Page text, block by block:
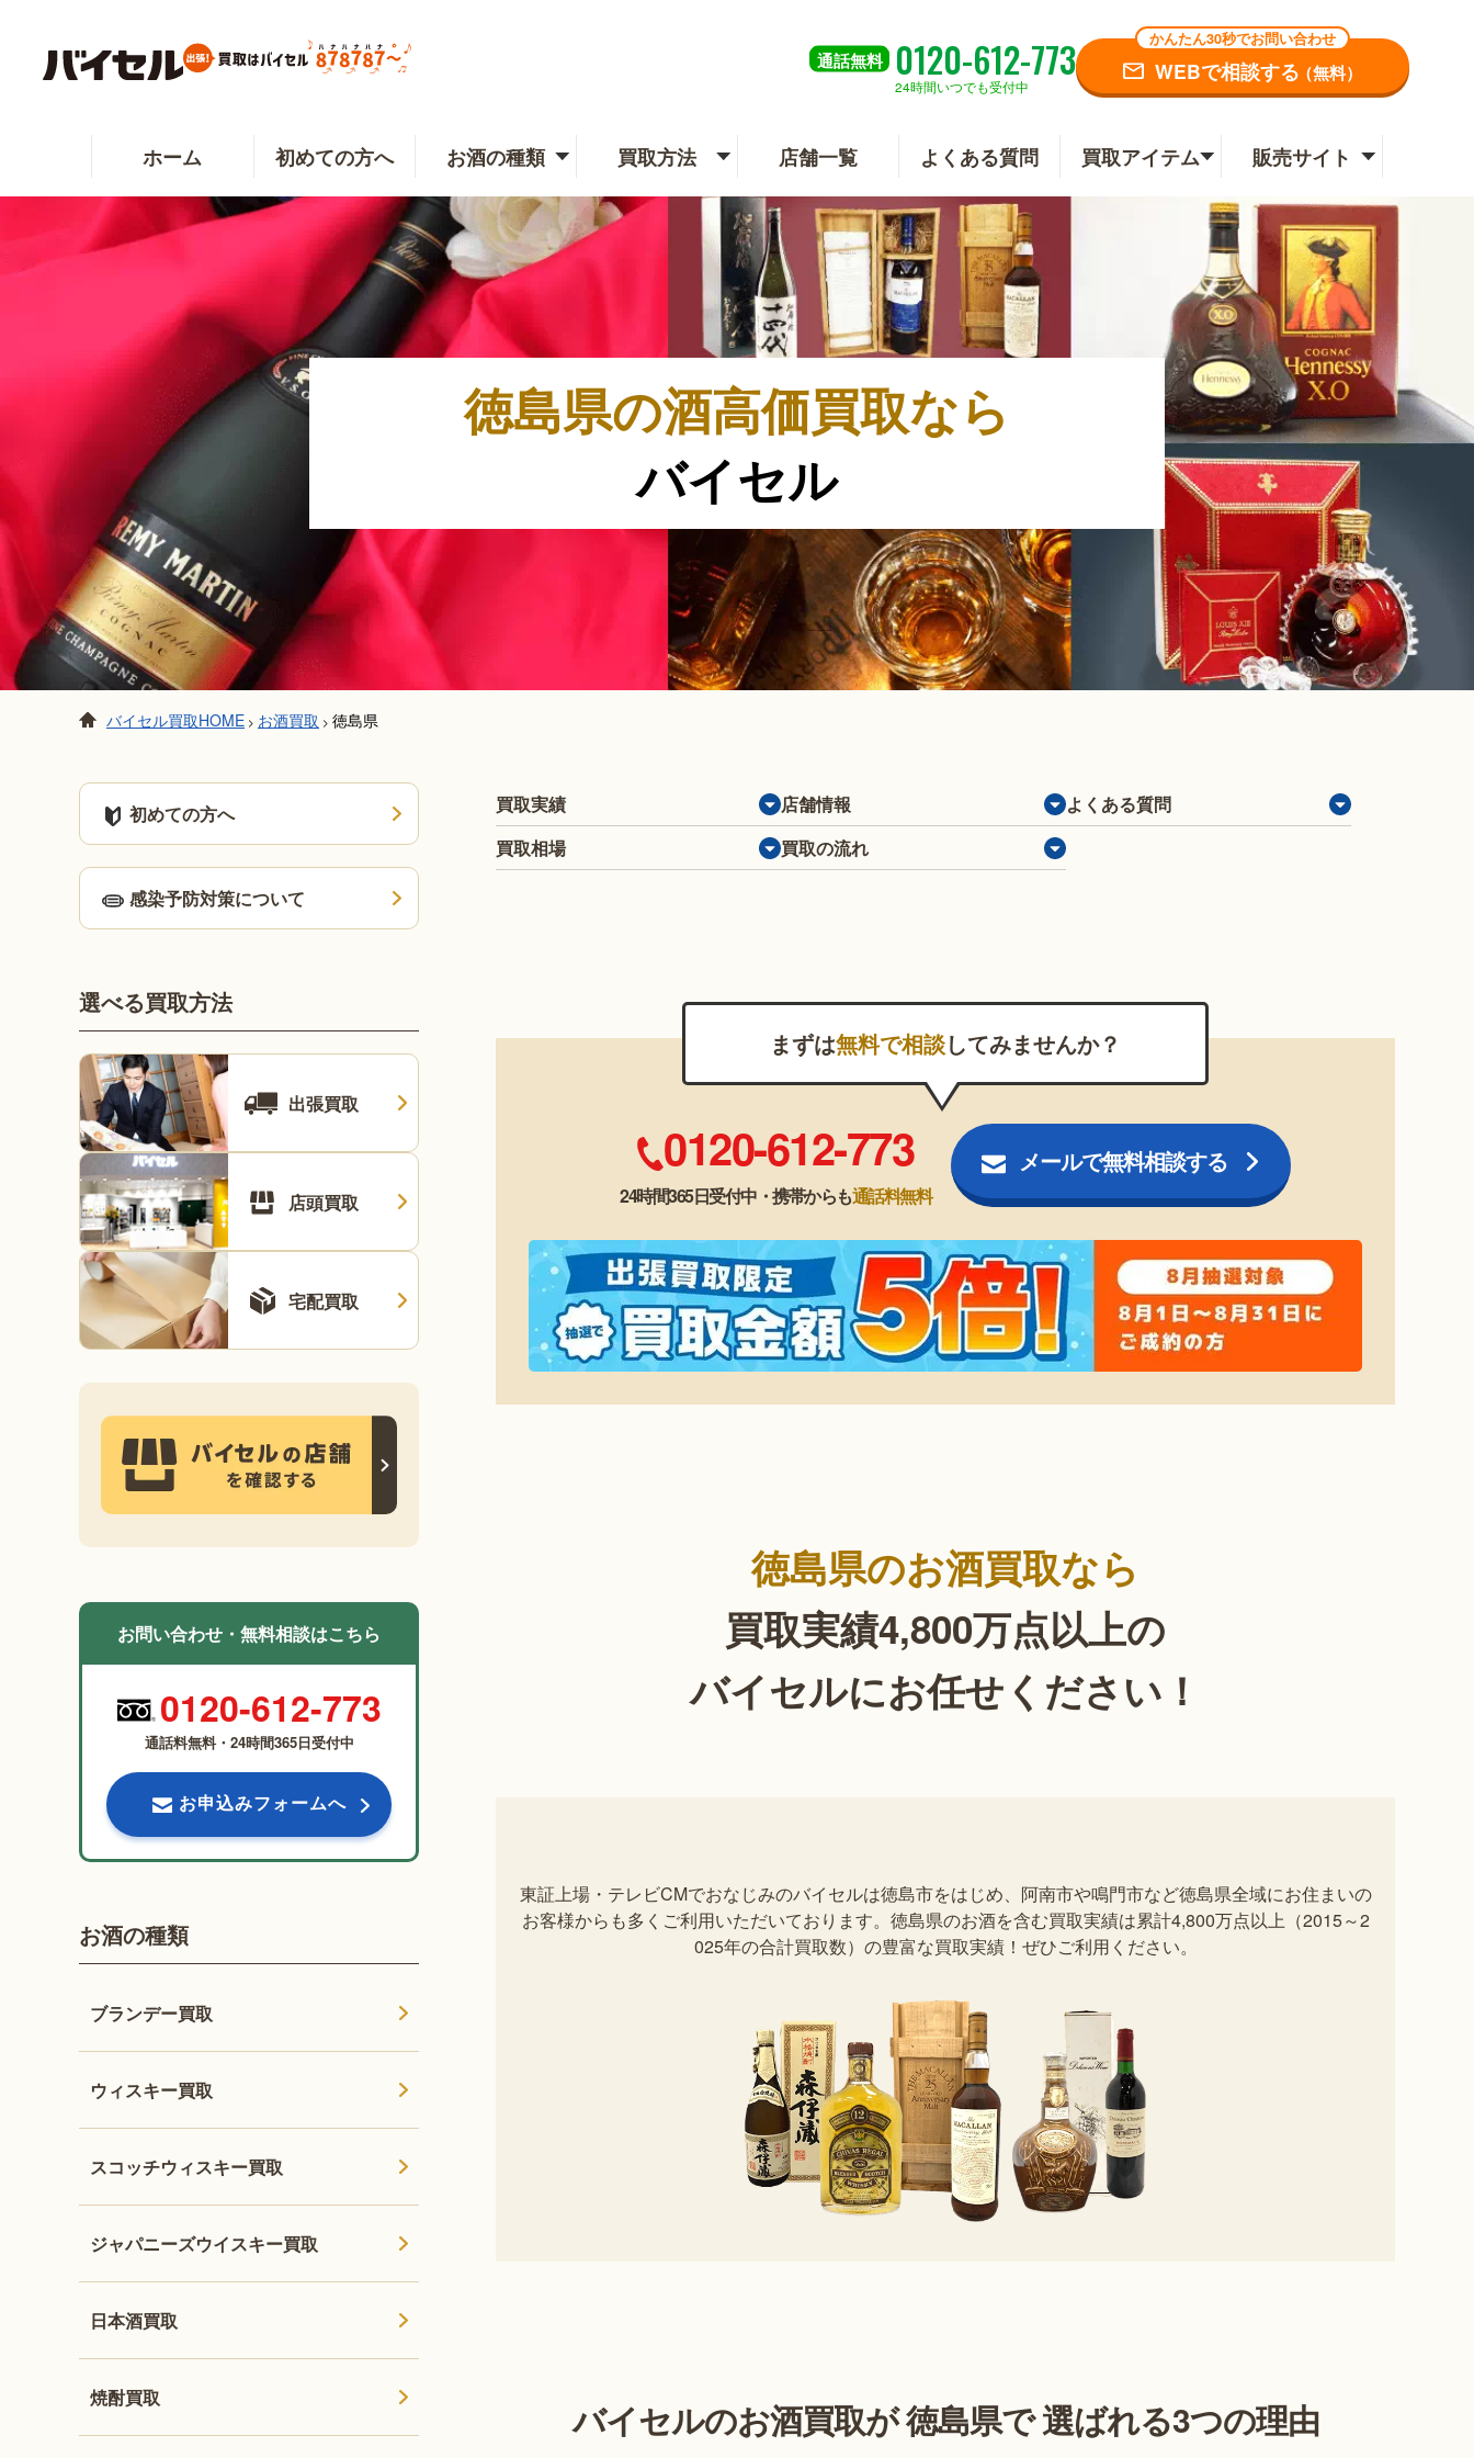
通話無料 0120-612-773
24時間いつでも受付中
かんたん30秒でお問い合わせ
WEBで相談する（無料）
ホーム 初めての方へ お酒の種類 買取方法 店舗一覧 よくある質問 買取アイテム 販売サイト
徳島県の酒高価買取なら
バイセル
バイセル買取HOME > お酒買取 > 徳島県
買取実績 店舗情報
よくある質問
買取相場
買取の流れ
まずは無料で相談してみませんか？
0120-612-773
24時間365日受付中・携帯からも通話料無料
メールで無料相談する
徳島県のお酒買取なら
買取実績4,800万点以上の
バイセルにお任せください！
東証上場・テレビCMでおなじみのバイセルは徳島市をはじめ、阿南市や鳴門市など徳島県全域にお住まいの
お客様からも多くご利用いただいております。徳島県のお酒を含む買取実績は累計4,800万点以上（2015～2
025年の合計買取数）の豊富な買取実績！ぜひご利用ください。
バイセルのお酒買取が徳島県で 選ばれる3つの理由
初めての方へ
感染予防対策について
選べる買取方法
出張買取
店頭買取
宅配買取
お問い合わせ・無料相談はこちら
0120-612-773
通話料無料・24時間365日受付中
お申込みフォームへ
お酒の種類
ブランデー買取
ウィスキー買取
スコッチウィスキー買取
ジャパニーズウイスキー買取
日本酒買取
焼酎買取